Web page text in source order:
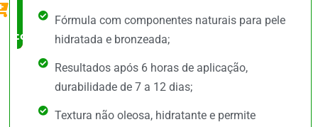
Pena
comprar
Fórmula com componentes naturais para pele
hidratada e bronzeada;
Resultados após 6 horas de aplicação,
durabilidade de 7 a 12 dias;
Textura não oleosa, hidratante e permite